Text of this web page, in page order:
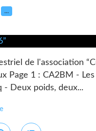
…
de l'association
Page 1 : CA2BM -
- Deux poids, deux...